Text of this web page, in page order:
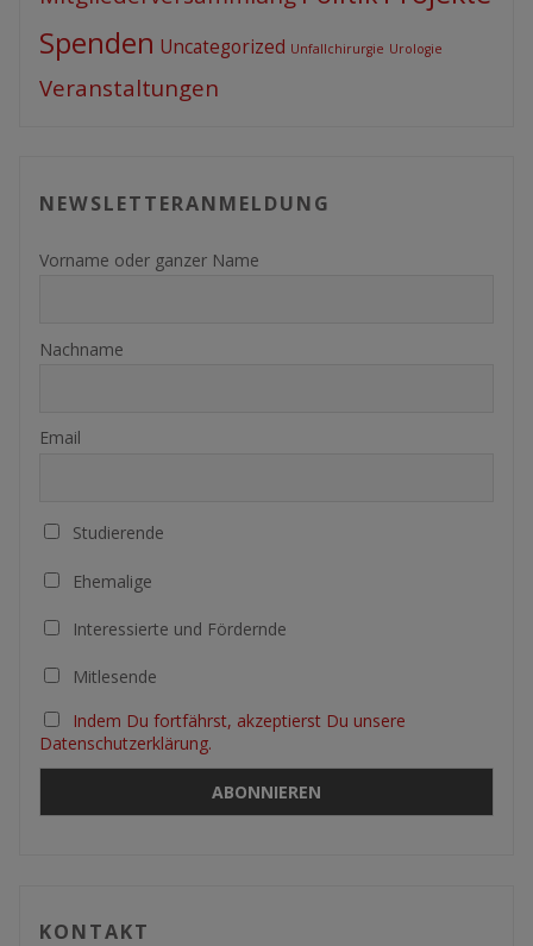
Spenden Uncategorized Unfallchirurgie Urologie
Veranstaltungen
NEWSLETTERANMELDUNG
Vorname oder ganzer Name
Nachname
Email
Studierende
Ehemalige
Interessierte und Fördernde
Mitlesende
Indem Du fortfährst, akzeptierst Du unsere
Datenschutzerklärung.
KONTAKT